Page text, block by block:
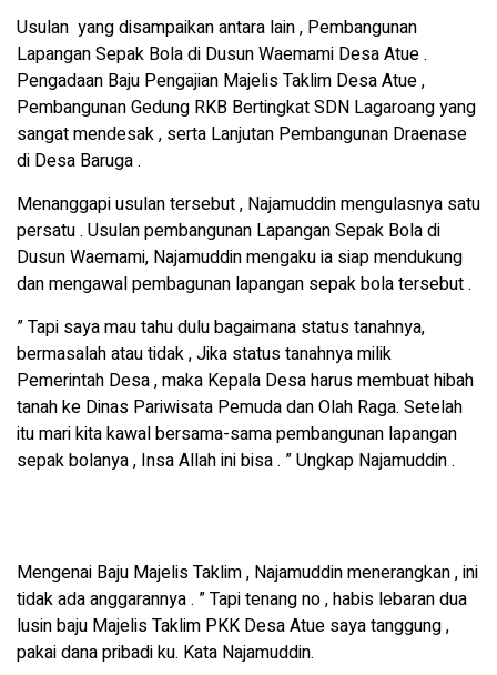
Usulan yang disampaikan antara lain , Pembangunan
Lapangan Sepak Bola di Dusun Waemami Desa Atue .
Pengadaan Baju Pengajian Majelis Taklim Desa Atue ,
Pembangunan Gedung RKB Bertingkat SDN Lagaroang yang
sangat mendesak , serta Lanjutan Pembangunan Draenase
di Desa Baruga .
Menanggapi usulan tersebut , Najamuddin mengulasnya satu
persatu . Usulan pembangunan Lapangan Sepak Bola di
Dusun Waemami, Najamuddin mengaku ia siap mendukung
dan mengawal pembagunan lapangan sepak bola tersebut .
” Tapi saya mau tahu dulu bagaimana status tanahnya,
bermasalah atau tidak , Jika status tanahnya milik
Pemerintah Desa , maka Kepala Desa harus membuat hibah
tanah ke Dinas Pariwisata Pemuda dan Olah Raga. Setelah
itu mari kita kawal bersama-sama pembangunan lapangan
sepak bolanya , Insa Allah ini bisa . ” Ungkap Najamuddin .
Mengenai Baju Majelis Taklim , Najamuddin menerangkan , ini
tidak ada anggarannya . ” Tapi tenang no , habis lebaran dua
lusin baju Majelis Taklim PKK Desa Atue saya tanggung ,
pakai dana pribadi ku. Kata Najamuddin.